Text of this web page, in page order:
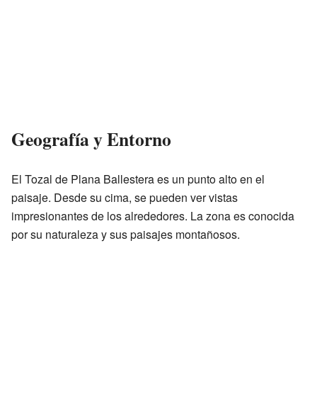
Geografía y Entorno
El Tozal de Plana Ballestera es un punto alto en el
paisaje. Desde su cima, se pueden ver vistas
impresionantes de los alrededores. La zona es conocida
por su naturaleza y sus paisajes montañosos.